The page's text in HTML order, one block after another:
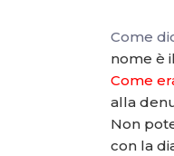
Come
nome è
Come
alla
Non
con la